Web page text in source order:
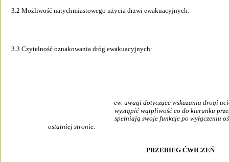
3.2 Możliwość natychmiastowego użycia drzwi
3.3 Czytelność oznakowania dróg ewakuacyjnych:
ew. uwagi dotyczące wskazania drogi
wystąpić wątpliwość co do kierunku
spełniają swoje funkcje po wyłączeniu
ostatniej stronie.
PRZEBIEG ĆWICZEŃ